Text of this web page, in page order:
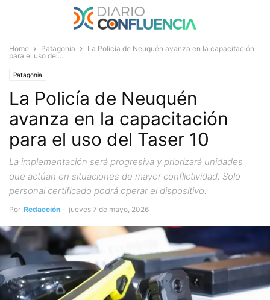
Home Patagonia
La Policía de Neuquén avanza en la capacitación
para el uso del...
Patagonia
La Policía de Neuquén
avanza en la capacitación
para el uso del Taser 10
La implementación será progresiva y priorizará unidades
que actúan en situaciones de mayor conflictividad. Solo
personal certificado podrá operar el dispositivo.
Por Redacción - jueves 7 de mayo, 2026